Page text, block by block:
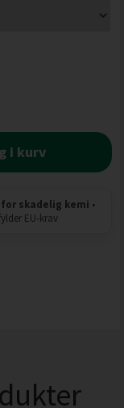
i kurv
for skadelig kemi •
EU-krav